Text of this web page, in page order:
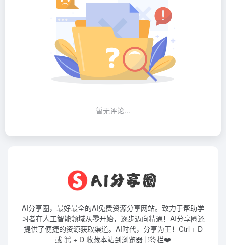
暂无评论...
AI分享圈，最好最全的AI免费资源分享网站。致力于帮助学
习者在人工智能领域从零开始，逐步迈向精通！AI分享圈还
提供了便捷的资源获取渠道。AI时代，分享为王！Ctrl + D
或 ⌘ + D 收藏本站到浏览器书签栏❤️